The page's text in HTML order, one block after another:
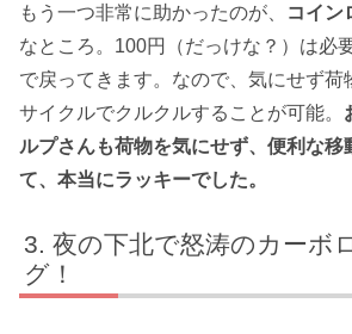
もう一つ非常に助かったのが、
コイン
なところ。100円（だっけな？）は必
で戻ってきます。なので、気にせず荷
サイクルでクルクルすることが可能。
ルプさんも荷物を気にせず、便利な移
て、本当にラッキーでした。
夜の下北で怒涛のカーボ
グ！